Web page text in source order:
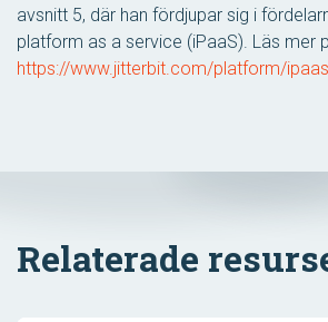
avsnitt 5, där han fördjupar sig i
platform as a service (iPaaS). Läs mer
https://www.jitterbit.com/platform/ipaas
Relaterade